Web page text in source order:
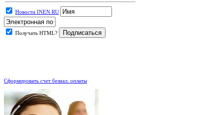
Новости INEN.RU
Получать HTML?
Сформировать счет безнал. оплаты